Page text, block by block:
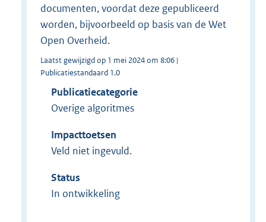
documenten, voordat deze gepubliceerd
worden, bijvoorbeeld op basis van de Wet
Open Overheid.
Laatst gewijzigd op 1 mei 2024 om 8:06 |
Publicatiestandaard 1.0
Publicatiecategorie
Overige algoritmes
Impacttoetsen
Veld niet ingevuld.
Status
In ontwikkeling